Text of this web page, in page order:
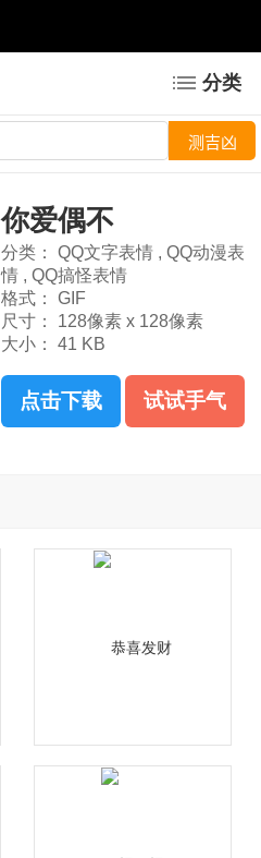
分类
你爱偶不
分类： QQ文字表情 , QQ动漫表
情 , QQ搞怪表情
格式：
GIF
尺寸：
128像素 x 128像素
大小：
41 KB
点击下载 试试手气